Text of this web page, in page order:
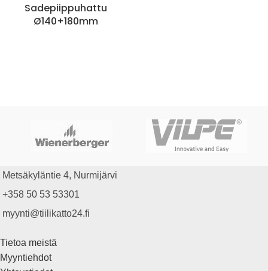
Sadepiippuhattu
Ø140+180mm
Metsäkyläntie 4, Nurmijärvi
+358 50 53 53301
myynti@tiilikatto24.fi
Tietoa meistä
Myyntiehdot